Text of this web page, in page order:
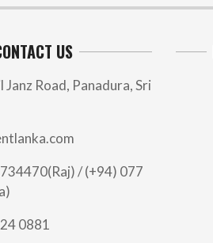
US
Road, Panadura, Sri
/ (+94) 077
0881